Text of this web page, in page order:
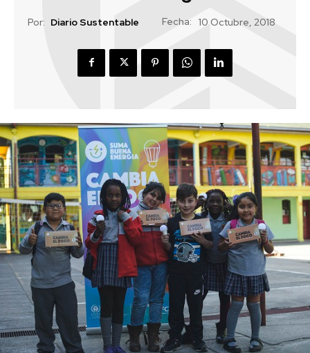
Por: Diario Sustentable Fecha: 10 Octubre, 2018